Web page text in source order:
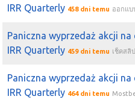
IRR Quarterly 458 dni temu ออกแบ
Paniczna wyprzedaż akcji na
IRR Quarterly 459 dni temu เช็คสลิ
Paniczna wyprzedaż akcji na
IRR Quarterly 464 dni temu